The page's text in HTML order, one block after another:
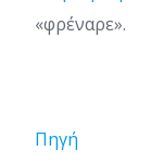
«φρέναρε».
Πηγή